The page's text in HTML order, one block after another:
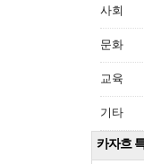
사회
문화
교육
기타
카자흐